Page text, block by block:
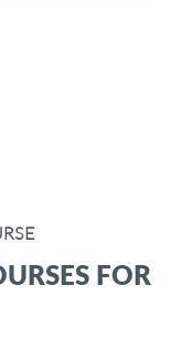
FOR